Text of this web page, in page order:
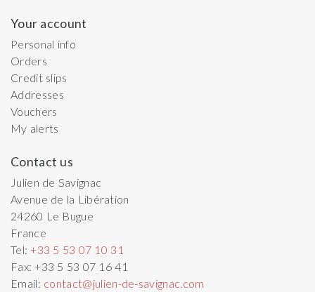
Your account
Personal info
Orders
Credit slips
Addresses
Vouchers
My alerts
Contact us
Julien de Savignac
Avenue de la Libération
24260 Le Bugue
France
Tel:+33 5 53 07 10 31
Fax:+33 5 53 07 16 41
Email: contact@julien-de-savignac.com